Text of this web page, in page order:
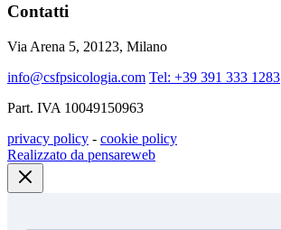
Contatti
Via Arena 5, 20123, Milano
info@csfpsicologia.com Tel: +39 391 333 1283
Part. IVA 10049150963
privacy policy - cookie policy
Realizzato da pensareweb